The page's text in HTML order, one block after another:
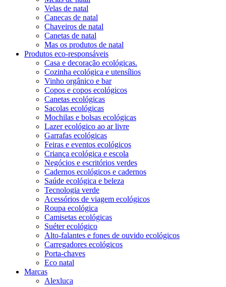
Velas de natal
Canecas de natal
Chaveiros de natal
Canetas de natal
Mas os produtos de natal
Produtos eco-responsáveis
Casa e decoração ecológicas.
Cozinha ecológica e utensílios
Vinho orgânico e bar
Copos e copos ecológicos
Canetas ecológicas
Sacolas ecológicas
Mochilas e bolsas ecológicas
Lazer ecológico ao ar livre
Garrafas ecológicas
Feiras e eventos ecológicos
Criança ecológica e escola
Negócios e escritórios verdes
Cadernos ecológicos e cadernos
Saúde ecológica e beleza
Tecnologia verde
Acessórios de viagem ecológicos
Roupa ecológica
Camisetas ecológicas
Suéter ecológico
Alto-falantes e fones de ouvido ecológicos
Carregadores ecológicos
Porta-chaves
Eco natal
Marcas
Alexluca